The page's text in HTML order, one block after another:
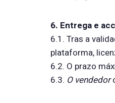
6. Entrega e
6.1. Tras a
plataforma,
6.2. O prazo
6.3. O vendedor